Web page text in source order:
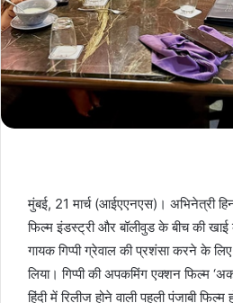
मुंबई, 21 मार्च (आईएएनएस)। अभिनेत्री
फिल्म इंडस्ट्री और बॉलीवुड के बीच की
गायक गिप्पी ग्रेवाल की प्रशंसा करने के लिए
लिया। गिप्पी की अपकमिंग एक्शन फिल्म
हिंदी में रिलीज होने वाली पहली पंजाबी फिल्म